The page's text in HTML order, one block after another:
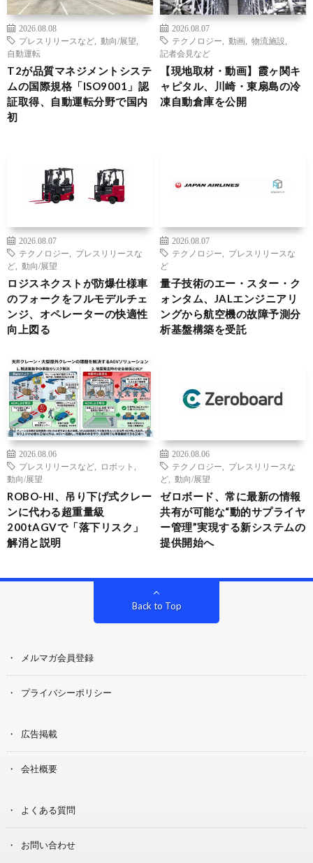
2026.08.08
プレスリリースなど
動向/展望
自動運転
T2が品質マネジメントシステ
ムの国際規格「ISO9001」認
証取得、自動運転分野で国内
初
2026.08.07
テクノロジー
動画 物流施設
記者会見など
【現地取材・動画】霞ヶ関キ
ャピタル、川崎・東扇島の冷
凍自動倉庫を公開
2026.08.07
テクノロジー
プレスリリースな
ど
動向/展望
ロジスネクストが防爆仕様車
のフォークをフルモデルチェ
ンジ、オペレーターの快適性
向上図る
2026.08.07
テクノロジー
プレスリリースな
ど
量子技術のエー・スター・ク
ォンタム、JALエンジニアリ
ングから航空機の故障予測分
析基盤構築を受託
2026.08.06
プレスリリースなど
ロボット
動向/展望
ROBO-HI、吊り下げ式クレー
ンに代わる超重量級
200tAGVで「落下リスク」
解消と説明
2026.08.06
テクノロジー
プレスリリースな
ど
動向/展望
ゼロボード、常に最新の情報
共有が可能な“動的サプライヤ
ー管理”実現する新システムの
提供開始へ
Back to Top
メルマガ会員登録
プライバシーポリシー
広告掲載
会社概要
よくある質問
お問い合わせ